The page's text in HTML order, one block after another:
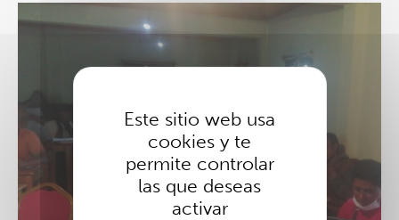
Este sitio web usa
cookies y te
permite controlar
las que deseas
activar